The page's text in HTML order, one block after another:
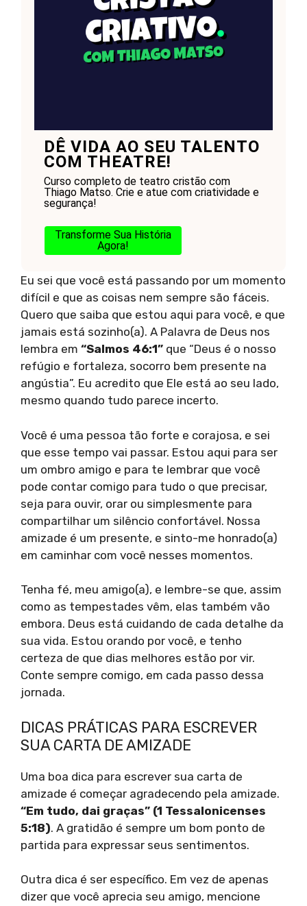
DÊ VIDA AO SEU TALENTO
COM THEATRE!
Curso completo de teatro cristão com
Thiago Matso. Crie e atue com criatividade e
segurança!
Transforme Sua História
Agora!
Eu sei que você está passando por um momento
difícil e que as coisas nem sempre são fáceis.
Quero que saiba que estou aqui para você, e que
jamais está sozinho(a). A Palavra de Deus nos
lembra em “Salmos 46:1” que “Deus é o nosso
refúgio e fortaleza, socorro bem presente na
angústia”. Eu acredito que Ele está ao seu lado,
mesmo quando tudo parece incerto.
Você é uma pessoa tão forte e corajosa, e sei
que esse tempo vai passar. Estou aqui para ser
um ombro amigo e para te lembrar que você
pode contar comigo para tudo o que precisar,
seja para ouvir, orar ou simplesmente para
compartilhar um silêncio confortável. Nossa
amizade é um presente, e sinto-me honrado(a)
em caminhar com você nesses momentos.
Tenha fé, meu amigo(a), e lembre-se que, assim
como as tempestades vêm, elas também vão
embora. Deus está cuidando de cada detalhe da
sua vida. Estou orando por você, e tenho
certeza de que dias melhores estão por vir.
Conte sempre comigo, em cada passo dessa
jornada.
DICAS PRÁTICAS PARA ESCREVER
SUA CARTA DE AMIZADE
Uma boa dica para escrever sua carta de
amizade é começar agradecendo pela amizade.
“Em tudo, dai graças” (1 Tessalonicenses
5:18). A gratidão é sempre um bom ponto de
partida para expressar seus sentimentos.
Outra dica é ser específico. Em vez de apenas
dizer que você aprecia seu amigo, mencione